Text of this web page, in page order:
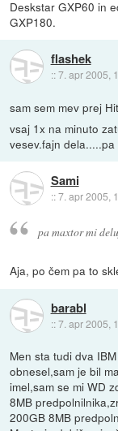
Deskstar GXP60 in
GXP180.
flashek
::7. apr 2005,
sam sem mev prej
vsaj 1x na minuto
vesev.fajn
Sami
::7. apr 2005,
pa maxtor mi
Aja, po čem pa to
barabl
::7. apr 2005,
Men sta tudi dva
obnesel,sam je bil
imel,sam se mi WD
8MB
200GB 8MB